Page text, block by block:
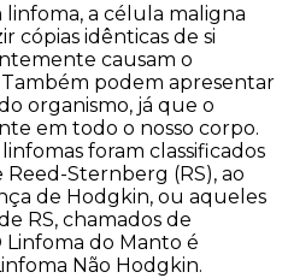
a célula maligna
cópias idênticas de si
causam o
podem apresentar
organismo, já que o
em todo o nosso corpo.
foram classificados
Sternberg (RS), ao
de Hodgkin, ou aqueles
RS, chamados de
Linfoma do Manto é
Não Hodgkin.